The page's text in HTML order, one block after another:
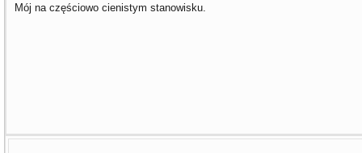
Mój na częściowo cienistym stanowisku.